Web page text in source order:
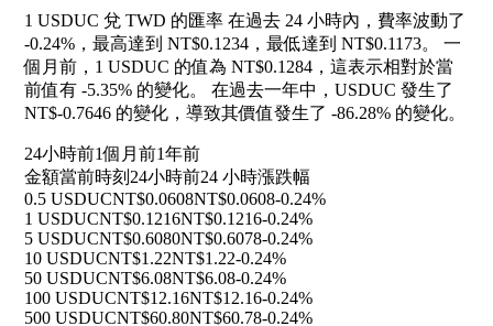
1 USDUC 兌 TWD 的匯率 在過去 24 小時內，費率波動了
-0.24% ，最高達到 NT$0.1234，最低達到 NT$0.1173。 一
個月前，1 USDUC 的值為 NT$0.1284，這表示相對於當
前值有 -5.35% 的變化。 在過去一年中，USDUC 發生了
NT$-0.7646 的變化，導致其價值發生了 -86.28% 的變化。
24小時前1個月前1年前
金額當前時刻 24小時前24 小時漲跌幅
0.5 USDUCNT$0.0608NT$0.0608-0.24%
1 USDUCNT$0.1216NT$0.1216-0.24%
5 USDUCNT$0.6080NT$0.6078-0.24%
10 USDUCNT$1.22NT$1.22-0.24%
50 USDUCNT$6.08NT$6.08-0.24%
100 USDUCNT$12.16NT$12.16-0.24%
500 USDUCNT$60.80NT$60.78-0.24%